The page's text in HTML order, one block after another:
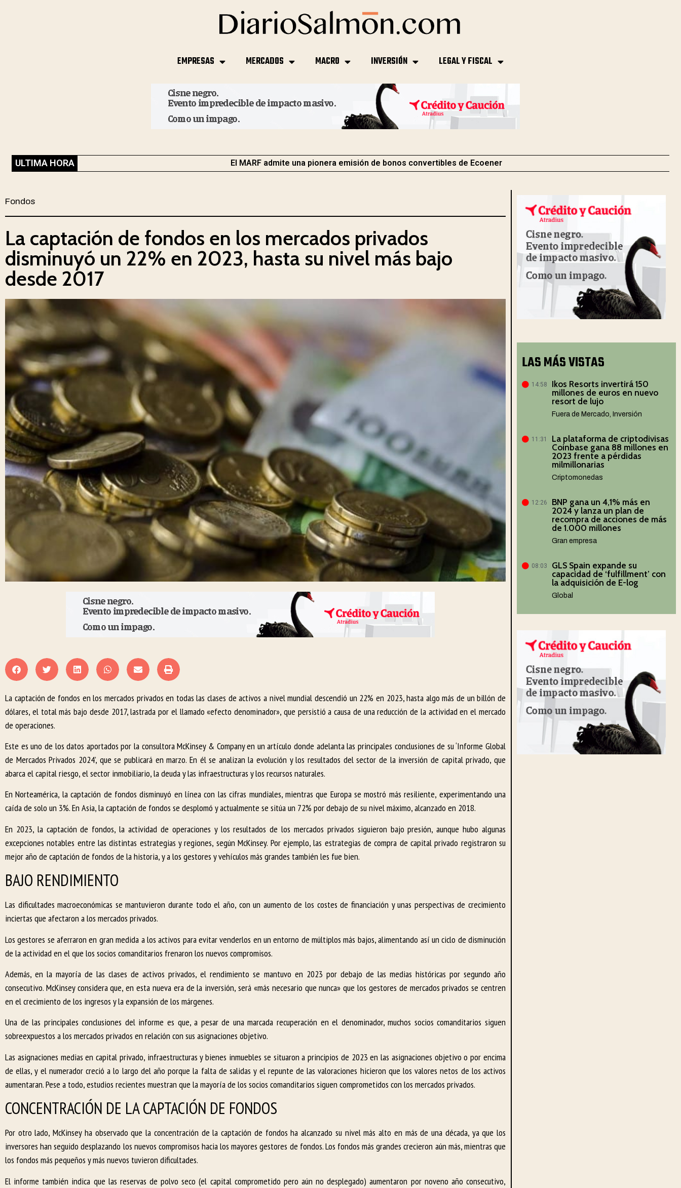
EMPRESAS MERCADOS MACRO INVERSIÓN LEGAL Y FISCAL
ULTIMA HORA El MARF admite una pionera emisión de bonos convertibles de Ecoener
Fondos
La captación de fondos en los mercados privados
disminuyó un 22% en 2023, hasta su nivel más bajo
desde 2017
La captación de fondos en los mercados privados en todas las clases de activos a nivel mundial descendió un 22% en 2023, hasta algo más de un billón de
dólares, el total más bajo desde 2017, lastrada por el llamado «efecto denominador», que persistió a causa de una reducción de la actividad en el mercado
de operaciones.
Este es uno de los datos aportados por la consultora McKinsey & Company en un artículo donde adelanta las principales conclusiones de su ‘Informe Global
de Mercados Privados 2024’, que se publicará en marzo. En él se analizan la evolución y los resultados del sector de la inversión de capital privado, que
abarca el capital riesgo, el sector inmobiliario, la deuda y las infraestructuras y los recursos naturales.
En Norteamérica, la captación de fondos disminuyó en línea con las cifras mundiales, mientras que Europa se mostró más resiliente, experimentando una
caída de solo un 3%. En Asia, la captación de fondos se desplomó y actualmente se sitúa un 72% por debajo de su nivel máximo, alcanzado en 2018.
En 2023, la captación de fondos, la actividad de operaciones y los resultados de los mercados privados siguieron bajo presión, aunque hubo algunas
excepciones notables entre las distintas estrategias y regiones, según McKinsey. Por ejemplo, las estrategias de compra de capital privado registraron su
mejor año de captación de fondos de la historia, y a los gestores y vehículos más grandes también les fue bien.
BAJO RENDIMIENTO
Las dificultades macroeconómicas se mantuvieron durante todo el año, con un aumento de los costes de financiación y unas perspectivas de crecimiento
inciertas que afectaron a los mercados privados.
Los gestores se aferraron en gran medida a los activos para evitar venderlos en un entorno de múltiplos más bajos, alimentando así un ciclo de disminución
de la actividad en el que los socios comanditarios frenaron los nuevos compromisos.
Además, en la mayoría de las clases de activos privados, el rendimiento se mantuvo en 2023 por debajo de las medias históricas por segundo año
consecutivo. McKinsey considera que, en esta nueva era de la inversión, será «más necesario que nunca» que los gestores de mercados privados se centren
en el crecimiento de los ingresos y la expansión de los márgenes.
Una de las principales conclusiones del informe es que, a pesar de una marcada recuperación en el denominador, muchos socios comanditarios siguen
sobreexpuestos a los mercados privados en relación con sus asignaciones objetivo.
Las asignaciones medias en capital privado, infraestructuras y bienes inmuebles se situaron a principios de 2023 en las asignaciones objetivo o por encima
de ellas, y el numerador creció a lo largo del año porque la falta de salidas y el repunte de las valoraciones hicieron que los valores netos de los activos
aumentaran. Pese a todo, estudios recientes muestran que la mayoría de los socios comanditarios siguen comprometidos con los mercados privados.
CONCENTRACIÓN DE LA CAPTACIÓN DE FONDOS
Por otro lado, McKinsey ha observado que la concentración de la captación de fondos ha alcanzado su nivel más alto en más de una década, ya que los
inversores han seguido desplazando los nuevos compromisos hacia los mayores gestores de fondos. Los fondos más grandes crecieron aún más, mientras que
los fondos más pequeños y más nuevos tuvieron dificultades.
El informe también indica que las reservas de polvo seco (el capital comprometido pero aún no desplegado) aumentaron por noveno año consecutivo,
LAS MÁS VISTAS
14:58
Ikos Resorts invertirá 150
millones de euros en nuevo
resort de lujo
Fuera de Mercado, Inversión
11:31
La plataforma de criptodivisas
Coinbase gana 88 millones en
2023 frente a pérdidas
milmillonarias
Criptomonedas
12:26
BNP gana un 4,1% más en
2024 y lanza un plan de
recompra de acciones de más
de 1.000 millones
Gran empresa
08:03
GLS Spain expande su
capacidad de ‘fulfillment’ con
la adquisición de E-log
Global